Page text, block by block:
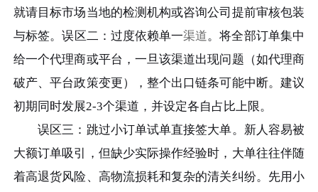
就请目标市场当地的检测机构或咨询公司提前审核包装
与标签。误区二：过度依赖单一渠道。将全部订单集中
给一个代理商或平台，一旦该渠道出现问题（如代理商
破产、平台政策变更），整个出口链条可能中断。建议
初期同时发展2-3个渠道，并设定各自占比上限。
误区三：跳过小订单试单直接签大单。新人容易被
大额订单吸引，但缺少实际操作经验时，大单往往伴随
着高退货风险、高物流损耗和复杂的清关纠纷。先用小